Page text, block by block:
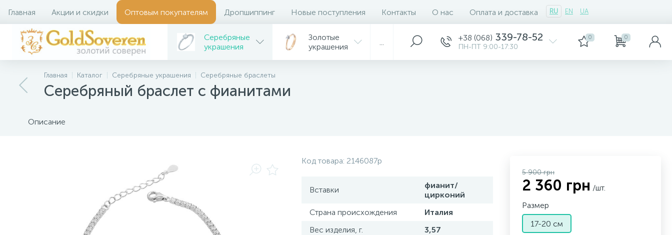
Главная Акции и скидки Оптовым покупателям Дропшиппинг Новые поступления Контакты О нас Оплата и доставка RU EN UA
Серебряные
украшения
Золотые
украшения
+38 (068) 339-78-52
ПН-ПТ 9:00-17:30
0 0
Главная Каталог Серебряные украшения Серебряные браслеты
Серебряный браслет с фианитами
Описание
Код товара: 2146087p
Вставки
фианит/
цирконий
Страна происхождения
Италия
Вес изделия, г.
3,57
5 900 грн
2 360 грн /шт.
Размер
17-20 см